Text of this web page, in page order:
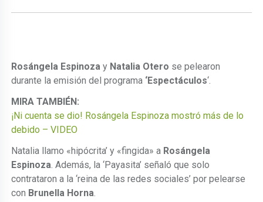
Rosángela Espinoza y Natalia Otero se pelearon
durante la emisión del programa ‘Espectáculos‘.
MIRA TAMBIÉN:
¡Ni cuenta se dio! Rosángela Espinoza mostró más de lo
debido – VIDEO
Natalia llamo «hipócrita’ y «fingida» a Rosángela
Espinoza . Además, la ‘Payasita’ señaló que solo
contrataron a la ‘reina de las redes sociales’ por pelearse
con Brunella Horna